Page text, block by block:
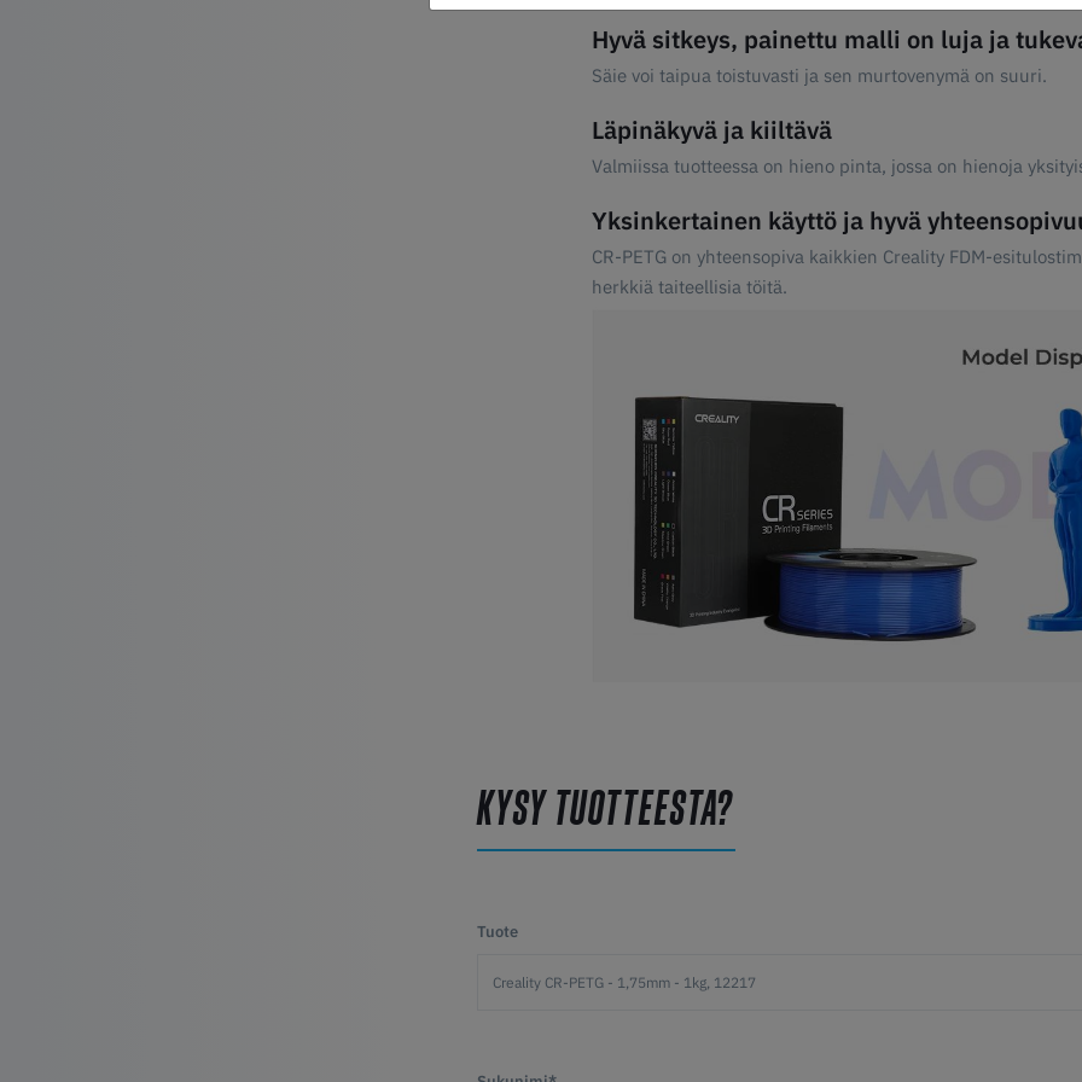
Hyvä sitkeys, painettu malli on luja ja
Säie voi taipua toistuvasti ja sen murtovenymä on suuri.
Läpinäkyvä ja kiiltävä
Valmiissa tuotteessa on hieno pinta, jossa on hienoja
Yksinkertainen käyttö ja hyvä
CR-PETG on yhteensopiva kaikkien Creality FDM-
herkkiä taiteellisia töitä.
KYSY TUOTTEESTA?
Tuote